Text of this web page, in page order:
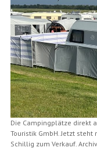
Die Campingplätze direkt
Touristik GmbH. Jetzt
Schillig zum Verkauf.